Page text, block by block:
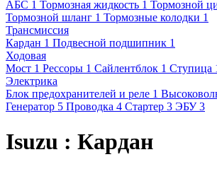
АБС 1 Тормозная жидкость 1 Тормозной
Тормозной шланг 1 Тормозные колодки 1
Трансмиссия
Кардан 1 Подвесной подшипник 1
Ходовая
Мост 1 Рессоры 1 Сайлентблок 1 Ступица
Электрика
Блок предохранителей и реле 1
Генератор 5 Проводка 4 Стартер 3 ЭБУ 3
Isuzu : Кардан